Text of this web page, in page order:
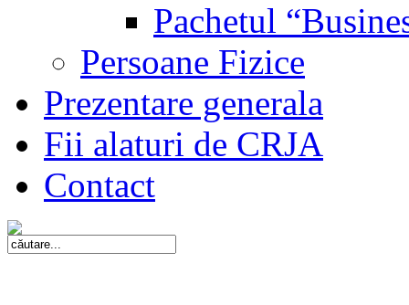
Pachetul
Persoane Fizice
Prezentare generala
Fii alaturi de CRJA
Contact